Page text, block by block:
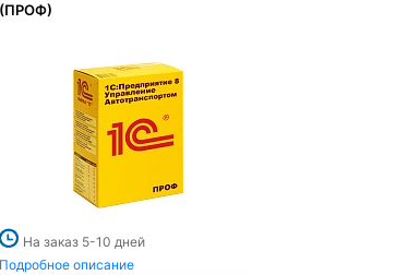
(ПРОФ)
На заказ 5-10 дней
Подробное описание